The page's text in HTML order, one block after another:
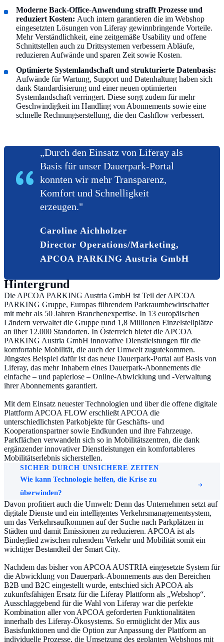
Moderne Back-Office-Anwendung strafft Prozesse und
reduziert Kosten: Auch intern garantieren die im Webshop
eingesetzten Lösungen von Liferay gewinnbringende Vorteile.
Mehr Verständlichkeit, eine zeitgemäße Usability und offene
Schnittstellen auch zu Drittsystemen verbessern Abläufe,
reduzieren Aufwände und sparen Zeit sowie Kosten.
Optimierte Systemlandschaft und strukturierte Datenbasis:
Aufwände für Wartung, Support und Datenhaltung haben sich
dank Standardisierung und einer neuen optimierten
Systemlandschaft verringert. Diese sorgt zudem für mehr
Geschwindigkeit im Handling von Abonnements sowie eine
schnelle Rechnungserstellung, die den Cashflow verbessert.
„Durch den Einsatz von Liferay als
Basis für unser Dauerpark-Portal
konnten wir mehr Transparenz,
Komfort und Schnelligkeit
erzeugen."
Caroline Aichholzer
Director Operations/Marketing,
APCOA PARKING Austria GmbH
Hintergrund
Die APCOA PARKING Austria GmbH ist Teil der APCOA
PARKING Gruppe, Europas führendem Parkraumbewirtschafter
mit mehr als 50 Jahren Branchenexpertise. In 13 europäischen
Ländern verwaltet die Gruppe rund 1,8 Millionen Einzelstellplätze
an über 12.000 Standorten. In Österreich bietet die APCOA
PARKING Austria GmbH innovative Dienstleistungen für die
komfortable Mobilität, die auch der Umwelt zugutekommen.
Jüngstes Beispiel dafür ist das neue Dauerpark-Portal auf Basis von
Liferay, das mehr Inhabern eines Dauerpark-Abonnements die
einfache – und papierlose – Online-Abwicklung und -Verwaltung
ihrer Abonnements garantiert.
Mit dem Einsatz neuester Technologien und über die offene digitale
Plattform APCOA FLOW erschließt APCOA die
unterschiedlichsten Parkobjekte für Geschäfts- und
Kooperationspartner sowie Endkunden und ihre Fahrzeuge.
Parkflächen verwandeln sich so in Mobilitätszentren, die dank
ergänzender innovativer Dienstleistungen ein komfortableres
Mobilitätserlebnis sicherstellen.
SICHER DURCH UNSICHERE ZEITEN
Wie kann Technologie helfen, die Krise zu
überwinden?
Davon profitiert auch die Umwelt: Denn das Unternehmen setzt auf
digitale Dienste und ein intelligentes Verkehrsmanagementsystem,
um das Verkehrsaufkommen auf der Suche nach Parkplätzen in
Städten und damit Emissionen zu reduzieren. APCOA ist als
Bindeglied zwischen ruhendem Verkehr und Mobilität somit ein
wichtiger Bestandteil der Smart City.
Nachdem das bisher von APCOA AUSTRIA eingesetzte System für
die Abwicklung von Dauerpark-Abonnements aus den Bereichen
B2B und B2C eingestellt wurde, entschied sich APCOA als
zukunftsfähigen Ersatz für die Liferay Plattform als „Webshop“.
Ausschlaggebend für die Wahl von Liferay war die perfekte
Kombination aller von APCOA geforderten Funktionalitäten
innerhalb des Liferay-Ökosystems. So ermöglicht der Mix aus
Basisfunktionen und die Option zur Anpassung der Plattform an
individuelle Prozesse, die Umsetzung des geplanten Webshops mit